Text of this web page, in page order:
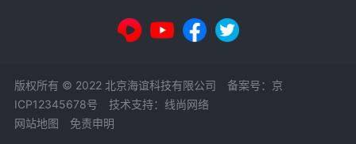
版权所有 © 2022 北京海谊科技有限公司 备案号： 京
ICP12345678号
技术支持：线尚网络
网站地图
免责申明